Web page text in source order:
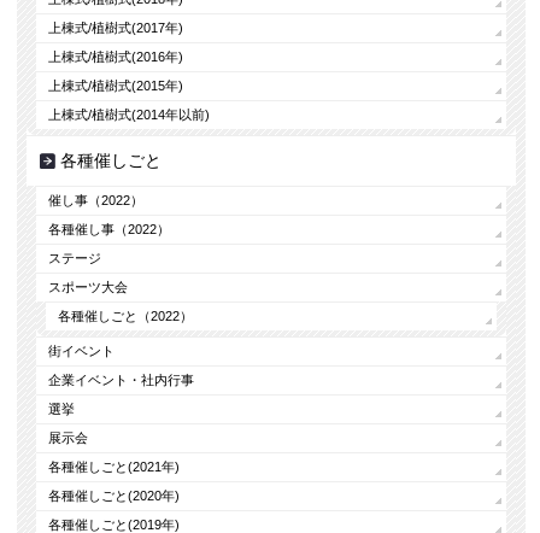
上棟式/植樹式(2017年)
上棟式/植樹式(2016年)
上棟式/植樹式(2015年)
上棟式/植樹式(2014年以前)
各種催しごと
催し事（2022）
各種催し事（2022）
ステージ
スポーツ大会
各種催しごと（2022）
街イベント
企業イベント・社内行事
選挙
展示会
各種催しごと(2021年)
各種催しごと(2020年)
各種催しごと(2019年)